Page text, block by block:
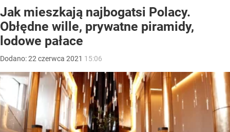
Jak mieszkają najbogatsi Polacy.
Obłędne wille, prywatne piramidy,
lodowe pałace
Dodano:22 czerwca 2021 15:06